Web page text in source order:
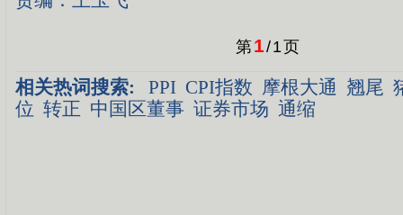
第1/1页
相关热词搜索: PPI CPI指数 摩根大通 翘尾
位 转正 中国区董事 证券市场 通缩